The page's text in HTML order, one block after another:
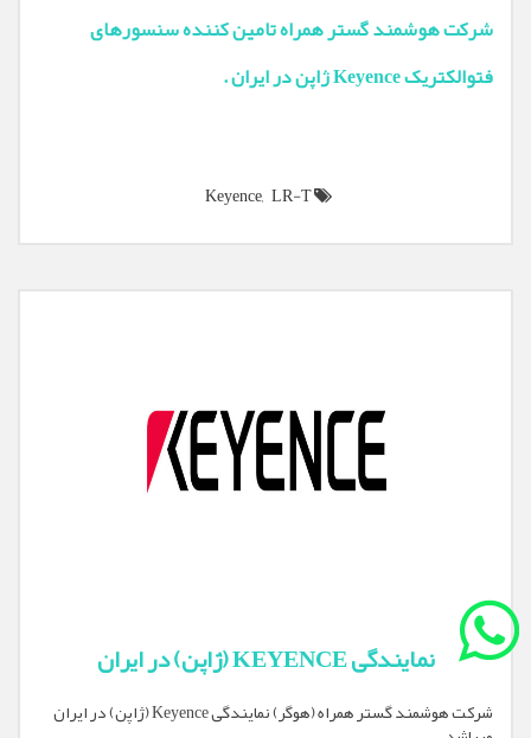
شرکت هوشمند گستر همراه تامین کننده سنسورهای
فتوالکتریک Keyence ژاپن در ایران .
Keyence, LR-T
نمایندگی KEYENCE (ژاپن) در ایران
شرکت هوشمند گستر همراه (هوگر) نمایندگی Keyence (ژاپن) در ایران